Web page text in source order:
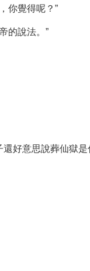
你覺得呢？”
的說法。”
好意思說葬仙獄